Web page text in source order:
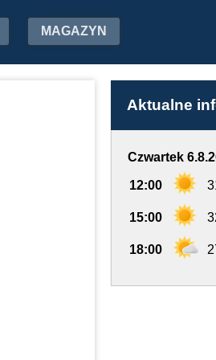
MAGAZYN
Aktualne
Czwartek
12:00
15:00
18:00